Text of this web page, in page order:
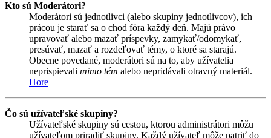
Kto sú Moderátori?
Moderátori sú jednotlivci (alebo skupiny jednotlivcov), ich
prácou je starať sa o chod fóra každý deň. Majú právo
upravovať alebo mazať príspevky, zamykať/odomykať,
presúvať, mazať a rozdeľovať témy, o ktoré sa starajú.
Obecne povedané, moderátori sú na to, aby užívatelia
neprispievali mimo tém alebo nepridávali otravný materiál.
Hore
Čo sú užívateľské skupiny?
Užívateľské skupiny sú cestou, ktorou administrátori môžu
užívateľom priradiť skupiny. Každý užívateľ môže patriť do